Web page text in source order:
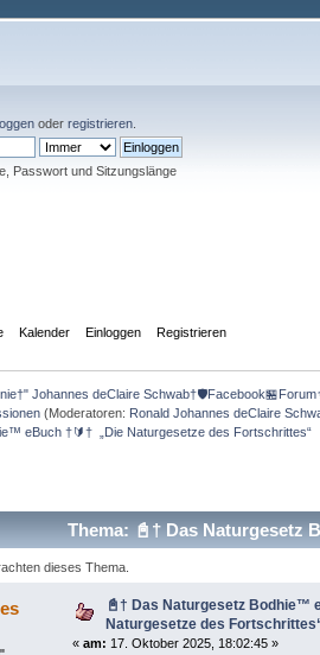
oder registrieren.
Passwort und Sitzungslänge
Kalender Einloggen Registrieren
Johannes deClaire
(Moderatoren: Ronald Johannes deClaire
eBuch †🔰†  „Die Naturgesetze des Fortschrittes“
Thema: 📓† Das Naturgesetz
dieses Thema.
📓† Das Naturgesetz Bodhie™
Naturgesetze des
«am: 17. Oktober 2025, 18:02:45 »